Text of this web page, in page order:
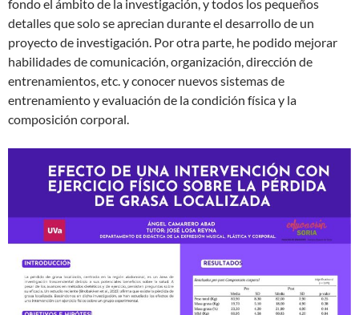
fondo el ámbito de la investigación, y todos los pequeños
detalles que solo se aprecian durante el desarrollo de un
proyecto de investigación. Por otra parte, he podido mejorar
habilidades de comunicación, organización, dirección de
entrenamientos, etc. y conocer nuevos sistemas de
entrenamiento y evaluación de la condición física y la
composición corporal.